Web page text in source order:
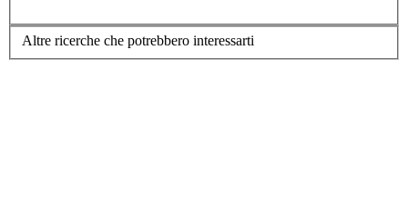
Altre ricerche che potrebbero interessarti